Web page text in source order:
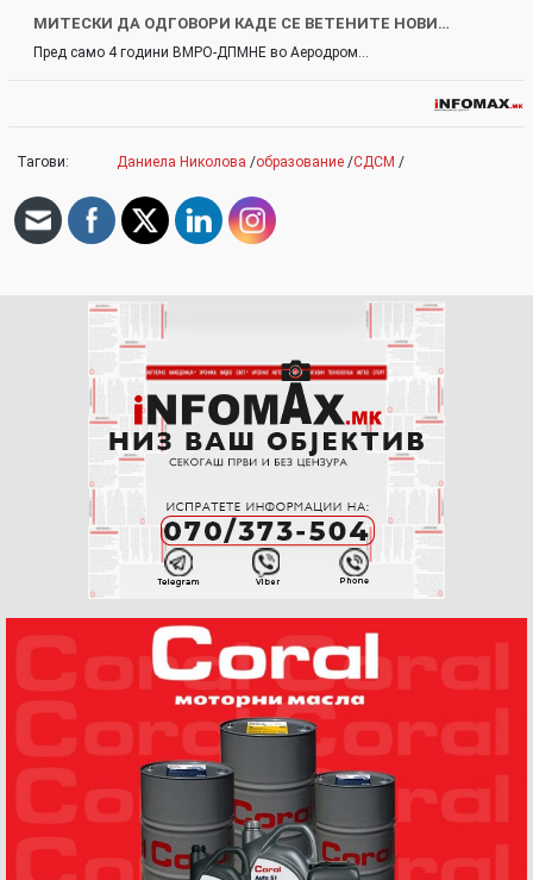
МИТЕСКИ ДА ОДГОВОРИ КАДЕ СЕ ВЕТЕНИТЕ НОВИ…
Пред само 4 години ВМРО-ДПМНЕ во Аеродром…
Тагови: Даниела Николова /образование /СДСМ /